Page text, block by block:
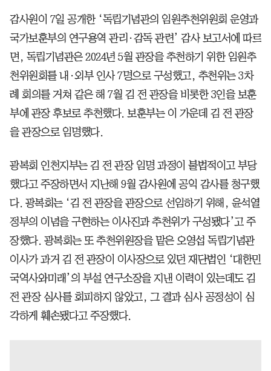
감사원이 7일 공개한 ‘독립기념관의 임원추천위원회 운영과
국가보훈부의 연구용역 관리·감독 관련’ 감사 보고서에 따르
면, 독립기념관은 2024년 5월 관장을 추천하기 위한 임원추
천위원회를 내·외부 인사 7명으로 구성했고, 추천위는 3차
례 회의를 거쳐 같은 해 7월 김 전 관장을 비롯한 3인을 보훈
부에 관장 후보로 추천했다. 보훈부는 이 가운데 김 전 관장
을 관장으로 임명했다.
광복회 인천지부는 김 전 관장 임명 과정이 불법적이고 부당
했다고 주장하면서 지난해 9월 감사원에 공익 감사를 청구했
다. 광복회는 ‘김 전 관장을 관장으로 선임하기 위해, 윤석열
정부의 이념을 구현하는 이사진과 추천위가 구성됐다’고 주
장했다. 광복회는 또 추천위원장을 맡은 오영섭 독립기념관
이사가 과거 김 전 관장이 이사장으로 있던 재단법인 ‘대한민
국역사와미래’의 부설 연구소장을 지낸 이력이 있는데도 김
전 관장 심사를 회피하지 않았고, 그 결과 심사 공정성이 심
각하게 훼손됐다고 주장했다.